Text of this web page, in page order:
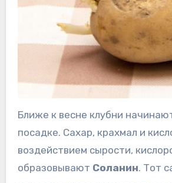
Ближе к весне клубни
посадке. Сахар, крахмал и
воздействием сырости,
образовывают Соланин. Тот